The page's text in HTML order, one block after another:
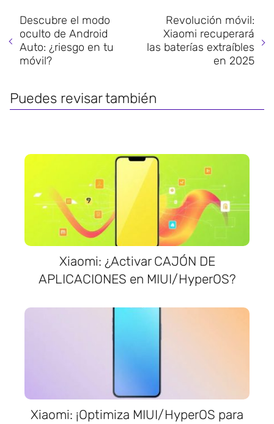
Descubre el modo
oculto de Android
Auto: ¿riesgo en tu
móvil?
Revolución móvil:
Xiaomi recuperará
las baterías extraíbles
en 2025
Puedes revisar también
Xiaomi: ¿Activar CAJÓN DE
APLICACIONES en MIUI/HyperOS?
Xiaomi: ¡Optimiza MIUI/HyperOS para